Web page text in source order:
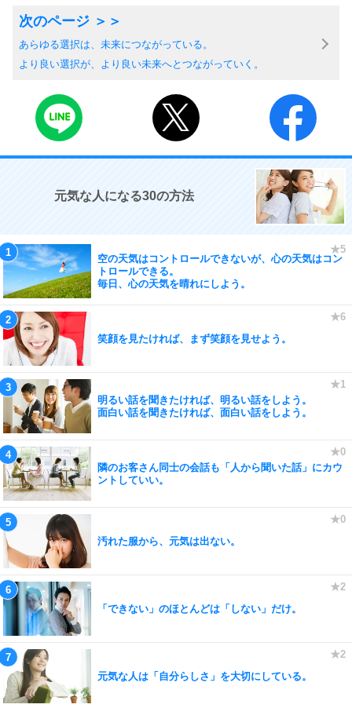
あらゆる選択は、未来につながっている。
より良い選択が、より良い未来へとつながっていく。
元気な人になる30の方法
空の天気はコントロールできないが、心の天気はコン
トロールできる。
毎日、心の天気を晴れにしよう。
笑顔を見たければ、まず笑顔を見せよう。
明るい話を聞きたければ、明るい話をしよう。
面白い話を聞きたければ、面白い話をしよう。
隣のお客さん同士の会話も「人から聞いた話」にカウ
ントしていい。
汚れた服から、元気は出ない。
「できない」のほとんどは「しない」だけ。
元気な人は「自分らしさ」を大切にしている。